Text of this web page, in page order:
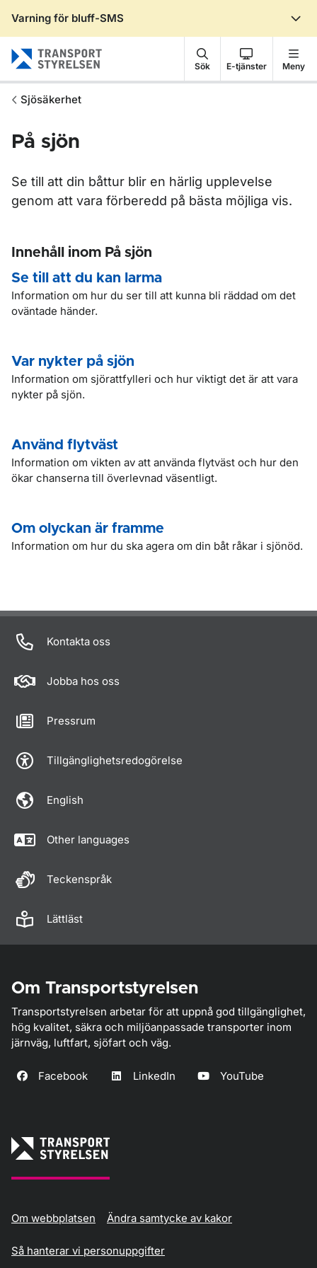
Varning för bluff-SMS
Sök E-tjänster Meny
Sjösäkerhet
På sjön
Se till att din båttur blir en härlig upplevelse
genom att vara förberedd på bästa möjliga vis.
Innehåll inom På sjön
Se till att du kan larma
Information om hur du ser till att kunna bli räddad om det
oväntade händer.
Var nykter på sjön
Information om sjörattfylleri och hur viktigt det är att vara
nykter på sjön.
Använd flytväst
Information om vikten av att använda flytväst och hur den
ökar chanserna till överlevnad väsentligt.
Om olyckan är framme
Information om hur du ska agera om din båt råkar i sjönöd.
Kontakta oss
Jobba hos oss
Pressrum
Tillgänglighetsredogörelse
English
Other languages
Teckenspråk
Lättläst
Om Transportstyrelsen
Transportstyrelsen arbetar för att uppnå god tillgänglighet,
hög kvalitet, säkra och miljöanpassade transporter inom
järnväg, luftfart, sjöfart och väg.
Facebook LinkedIn YouTube
Om webbplatsen Ändra samtycke av kakor
Så hanterar vi personuppgifter